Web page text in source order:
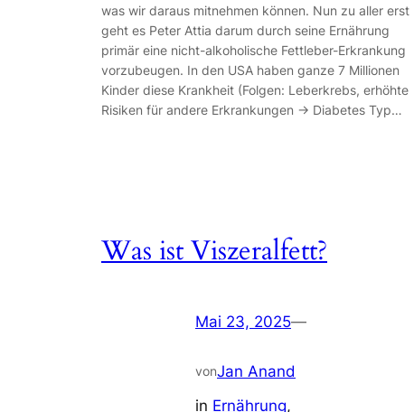
was wir daraus mitnehmen können. Nun zu aller erst
geht es Peter Attia darum durch seine Ernährung
primär eine nicht-alkoholische Fettleber-Erkrankung
vorzubeugen. In den USA haben ganze 7 Millionen
Kinder diese Krankheit (Folgen: Leberkrebs, erhöhte
Risiken für andere Erkrankungen -> Diabetes Typ…
Was ist Viszeralfett?
Mai 23, 2025—
vonJan Anand
in Ernährung